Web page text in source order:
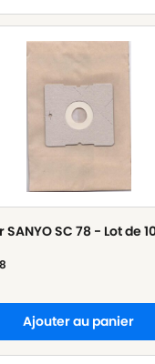
SC 78 - Lot de
Ajouter au panier